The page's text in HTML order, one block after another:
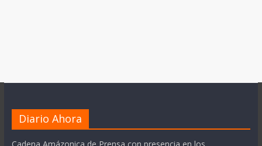
Diario Ahora